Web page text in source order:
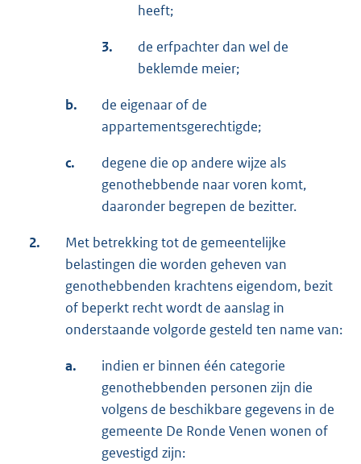
heeft;
3.
de erfpachter dan wel de
beklemde meier;
b.
de eigenaar of de
appartementsgerechtigde;
c.
degene die op andere wijze als
genothebbende naar voren komt,
daaronder begrepen de bezitter.
2.
Met betrekking tot de gemeentelijke
belastingen die worden geheven van
genothebbenden krachtens eigendom, bezit
of beperkt recht wordt de aanslag in
onderstaande volgorde gesteld ten name van:
a.
indien er binnen één categorie
genothebbenden personen zijn die
volgens de beschikbare gegevens in de
gemeente De Ronde Venen wonen of
gevestigd zijn: